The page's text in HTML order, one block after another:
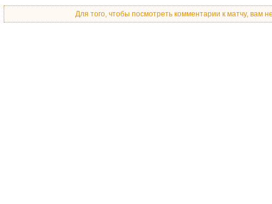
Для того, чтобы посмотреть комментарии к матчу, вам